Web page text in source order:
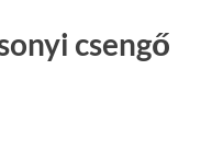
csengő